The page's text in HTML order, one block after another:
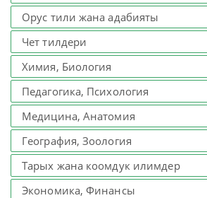
Орус тили жана адабияты
Чет тилдери
Химия, Биология
Педагогика, Психология
Медицина, Анатомия
География, Зоология
Тарых жана коомдук илимдер
Экономика, Финансы